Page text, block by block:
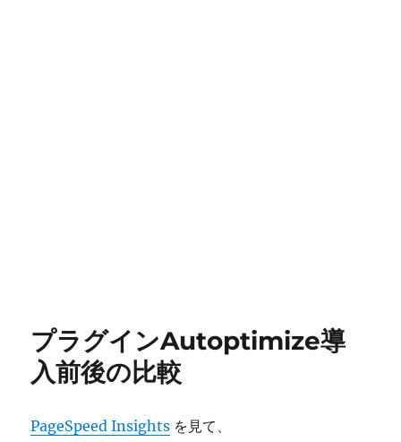
プラグインAutoptimize導
入前後の比較
PageSpeed Insights を見て、